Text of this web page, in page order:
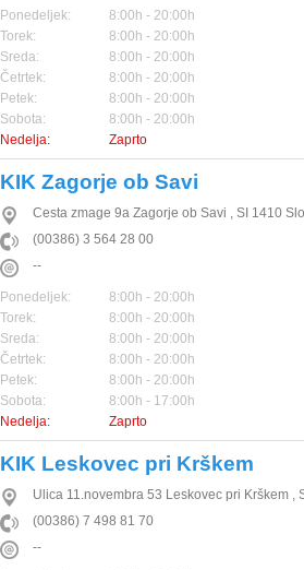
Ponedeljek:
8:00h - 20:00h
Torek:
8:00h - 20:00h
Sreda:
8:00h - 20:00h
Četrtek:
8:00h - 20:00h
Petek:
8:00h - 20:00h
Sobota:
8:00h - 20:00h
Nedelja:
Zaprto
KIK Zagorje ob Savi
Cesta zmage 9a Zagorje ob Savi , SI 1410
(00386) 3 564 28 00
--
Ponedeljek:
8:00h - 20:00h
Torek:
8:00h - 20:00h
Sreda:
8:00h - 20:00h
Četrtek:
8:00h - 20:00h
Petek:
8:00h - 20:00h
Sobota:
8:00h - 17:00h
Nedelja:
Zaprto
KIK Leskovec pri Krškem
Ulica 11.novembra 53 Leskovec pri Krškem ,
(00386) 7 498 81 70
--